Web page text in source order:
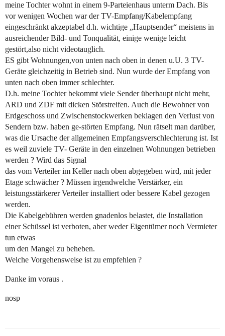
meine Tochter wohnt in einem 9-Parteienhaus unterm Dach. Bis
vor wenigen Wochen war der TV-Empfang/Kabelempfang
eingeschränkt akzeptabel d.h. wichtige „Hauptsender“ meistens in
ausreichender Bild- und Tonqualität, einige wenige leicht
gestört,also nicht videotauglich.
ES gibt Wohnungen,von unten nach oben in denen u.U. 3 TV-
Geräte gleichzeitig in Betrieb sind. Nun wurde der Empfang von
unten nach oben immer schlechter.
D.h. meine Tochter bekommt viele Sender überhaupt nicht mehr,
ARD und ZDF mit dicken Störstreifen. Auch die Bewohner von
Erdgeschoss und Zwischenstockwerken beklagen den Verlust von
Sendern bzw. haben ge-störten Empfang. Nun rätselt man darüber,
was die Ursache der allgemeinen Empfangsverschlechterung ist. Ist
es weil zuviele TV- Geräte in den einzelnen Wohnungen betrieben
werden ? Wird das Signal
das vom Verteiler im Keller nach oben abgegeben wird, mit jeder
Etage schwächer ? Müssen irgendwelche Verstärker, ein
leistungsstärkerer Verteiler installiert oder bessere Kabel gezogen
werden.
Die Kabelgebühren werden gnadenlos belastet, die Installation
einer Schüssel ist verboten, aber weder Eigentümer noch Vermieter
tun etwas
um den Mangel zu beheben.
Welche Vorgehensweise ist zu empfehlen ?
Danke im voraus .
nosp